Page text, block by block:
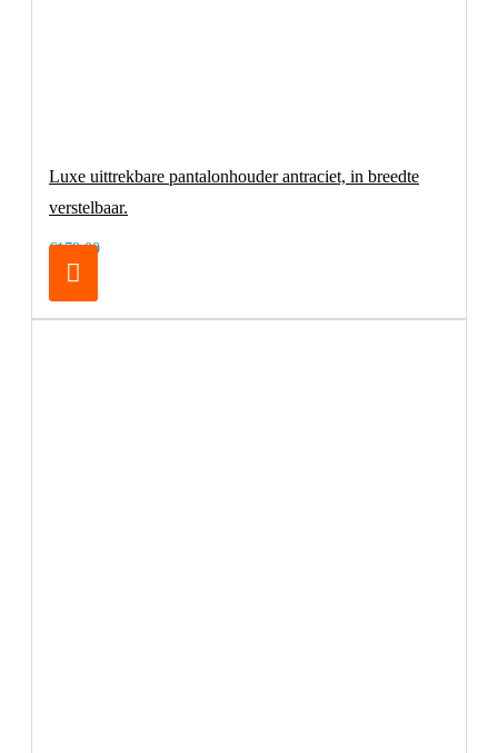
Luxe uittrekbare pantalonhouder antraciet, in breedte
verstelbaar.
€179,00